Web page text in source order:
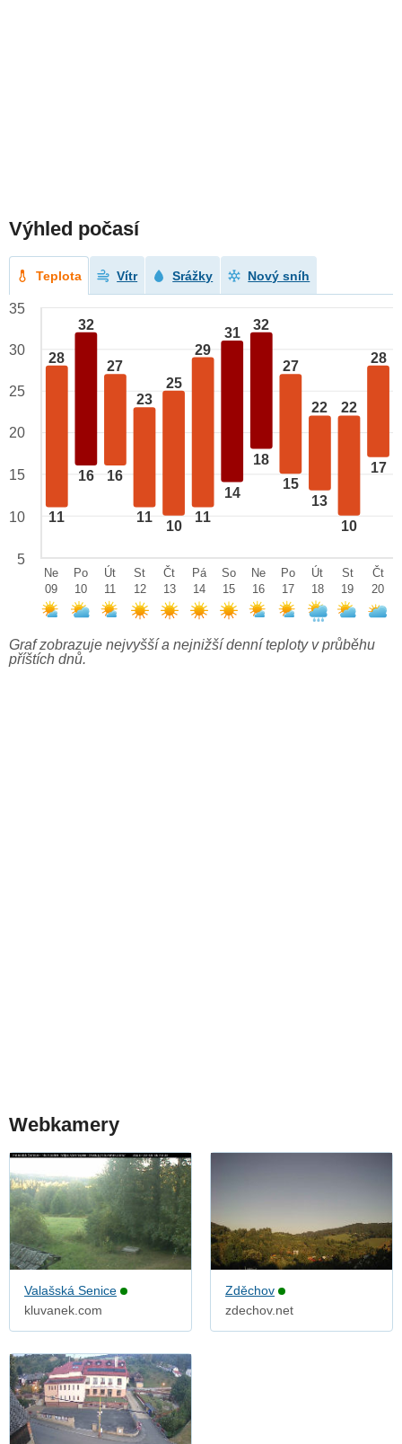
Výhled počasí
Teplota Vítr Srážky Nový sníh
28
11
32
16
27
16
23
11
25
10
29
11
31
14
32
18
27
15
22
13
22
10
28
17
35
30
25
20
15
10
5
Ne
09
Po
10
Út
11
St
12
Čt
13
Pá
14
So
15
Ne
16
Po
17
Út
18
St
19
Čt
20
Graf zobrazuje nejvyšší a nejnižší denní teploty v průběhu
příštích dnů.
Webkamery
Valašská Senice
kluvanek.com
Zděchov
zdechov.net